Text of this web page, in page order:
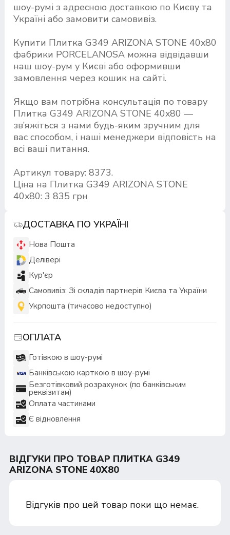
шоу-румі з адресною доставкою по Києву та
Україні або замовити самовивіз.
Купити Плитка G349 ARIZONA STONE 40x80
фабрики PORCELANOSA можна відвідавши
наш шоу-рум у Києві або оформивши
замовлення через кошик на сайті.
Якщо вам потрібна консультація по товару
Плитка G349 ARIZONA STONE 40x80 —
зв’яжіться з нами будь-яким зручним для
вас способом, і наші менеджери відповість на
всі ваші питання.
Артикул товару: 8373.
Ціна на Плитка G349 ARIZONA STONE
40x80: 3 835 грн
ДОСТАВКА ПО УКРАЇНІ
Нова Пошта
Делівері
Кур'єр
Самовивіз: Зі складів партнерів Києва та України
Укрпошта (тичасово недоступно)
ОПЛАТА
Готівкою в шоу-румі
Банківською карткою в шоу-румі
Безготівковий розрахунок (по банківським
реквізитам)
Оплата частинами
Є відновлення
ВІДГУКИ ПРО ТОВАР ПЛИТКА G349
ARIZONA STONE 40X80
Відгуків про цей товар поки що немає.